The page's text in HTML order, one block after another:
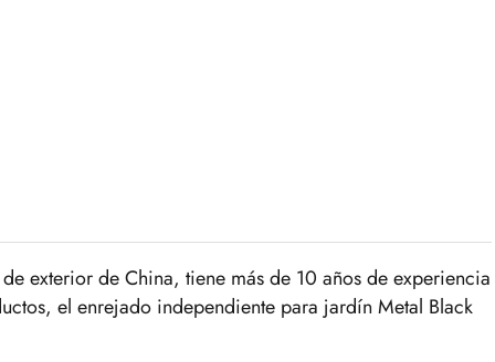
exterior de China, tiene más de 10 años de experiencia
el enrejado independiente para jardín Metal Black